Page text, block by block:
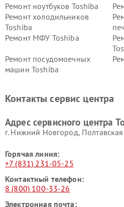
Ремонт ноутбуков Toshiba
Ремонт холодильников
Toshiba
Ремонт МФУ Toshiba
Ремонт посудомоечных
машин Toshiba
Контакты сервис центра
Адрес сервисного центра
г. Нижний Новгород,
Горячая линия:
+7 (831) 231-05-25
Контактный телефон:
8 (800) 100-33-26
Электронная почта: